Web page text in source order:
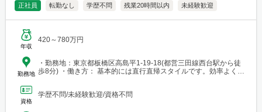
正社員 転勤なし 学歴不問 残業20時間以内 未経験歓迎
年収
420～780万円
勤務地
・勤務地：東京都板橋区高島平1-19-18(都営三田線西台駅から徒
歩8分) ・働き方： 基本的には直行直帰スタイルです。効率よく時
資格
学歴不問/未経験歓迎/資格不問